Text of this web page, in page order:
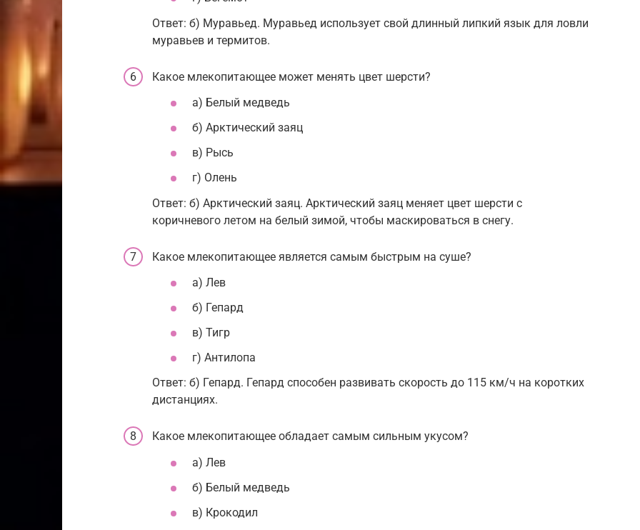
Ответ: б) Муравьед. Муравьед использует свой длинный липкий язык для ловли
муравьев и термитов.
Какое млекопитающее может менять цвет шерсти?
а) Белый медведь
б) Арктический заяц
в) Рысь
г) Олень
Ответ: б) Арктический заяц. Арктический заяц меняет цвет шерсти с
коричневого летом на белый зимой, чтобы маскироваться в снегу.
Какое млекопитающее является самым быстрым на суше?
а) Лев
б) Гепард
в) Тигр
г) Антилопа
Ответ: б) Гепард. Гепард способен развивать скорость до 115 км/ч на коротких
дистанциях.
Какое млекопитающее обладает самым сильным укусом?
а) Лев
б) Белый медведь
в) Крокодил